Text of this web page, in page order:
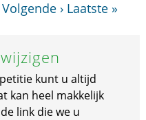
Volgende › Laatste »
kunt u altijd
kan heel makkelijk
link die we u